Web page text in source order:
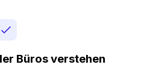
Büros verstehen